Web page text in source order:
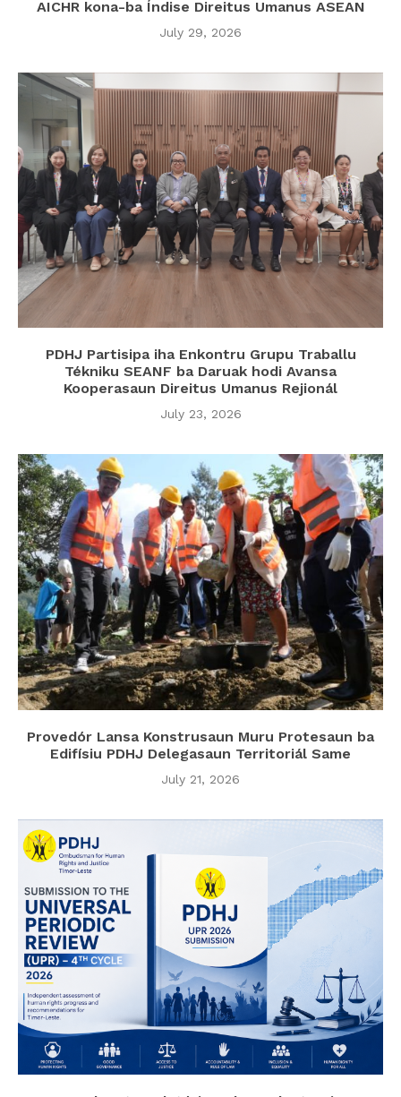
AICHR kona-ba Índise Direitus Umanus ASEAN
July 29, 2026
PDHJ Partisipa iha Enkontru Grupu Traballu
Tékniku SEANF ba Daruak hodi Avansa
Kooperasaun Direitus Umanus Rejionál
July 23, 2026
Provedór Lansa Konstrusaun Muru Protesaun ba
Edifísiu PDHJ Delegasaun Territoriál Same
July 21, 2026